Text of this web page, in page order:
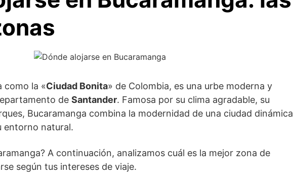
como la «Ciudad Bonita» de Colombia, es una urbe moderna y
de Santander. Famosa por su clima agradable, su
Bucaramanga combina la modernidad de una ciudad dinámica
entorno natural.
A continuación, analizamos cuál es la mejor zona de
según tus intereses de viaje.